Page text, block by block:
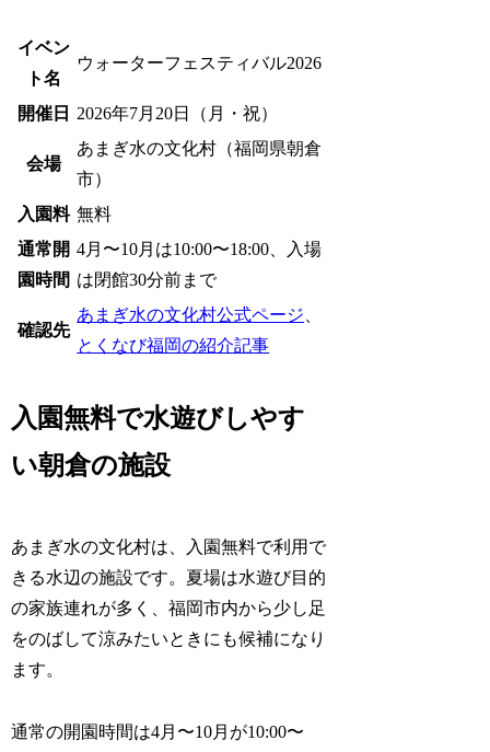
イベン
ト名
ウォーターフェスティバル2026
開催日 2026年7月20日（月・祝）
会場
あまぎ水の文化村（福岡県朝倉
市）
入園料 無料
通常開
園時間
4月〜10月は10:00〜18:00、入場
は閉館30分前まで
確認先
あまぎ水の文化村公式ページ
とくなび福岡の紹介記事
入園無料で水遊びしやす
い朝倉の施設
あまぎ水の文化村は、入園無料で利用で
きる水辺の施設です。夏場は水遊び目的
の家族連れが多く、福岡市内から少し足
をのばして涼みたいときにも候補になり
ます。
通常の開園時間は4月〜10月が10:00〜